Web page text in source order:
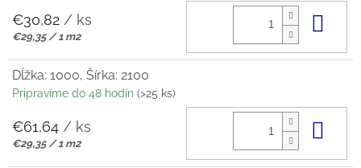
€30,82 / ks
Jednotková
€29,35 / 1 m2
Dĺžka: 1000, Šírka: 2100
Pripravíme do 48 hodín (>25 ks)
€61,64 / ks
Jednotková
€29,35 / 1 m2